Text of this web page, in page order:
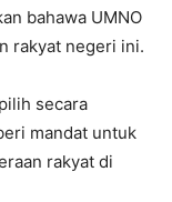
bahawa UMNO
rakyat negeri ini.
secara
mandat untuk
rakyat di